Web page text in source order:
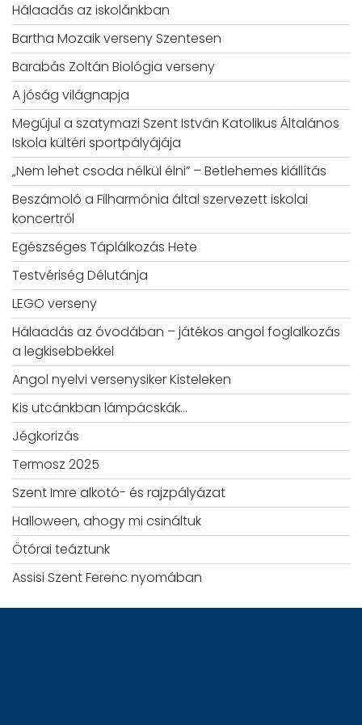
Hálaadás az iskolánkban
Bartha Mozaik verseny Szentesen
Barabás Zoltán Biológia verseny
A jóság világnapja
Megújul a szatymazi Szent István Katolikus Általános
Iskola kültéri sportpályájája
„Nem lehet csoda nélkül élni” – Betlehemes kiállítás
Beszámoló a Filharmónia által szervezett iskolai
koncertről
Egészséges Táplálkozás Hete
Testvériség Délutánja
LEGO verseny
Hálaadás az óvodában – játékos angol foglalkozás
a legkisebbekkel
Angol nyelvi versenysiker Kisteleken
Kis utcánkban lámpácskák…
Jégkorizás
Termosz 2025
Szent Imre alkotó- és rajzpályázat
Halloween, ahogy mi csináltuk
Ötórai teáztunk
Assisi Szent Ferenc nyomában